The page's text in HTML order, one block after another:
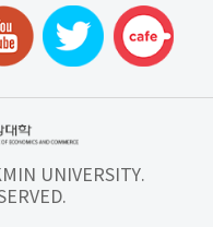
UNIVERSITY.